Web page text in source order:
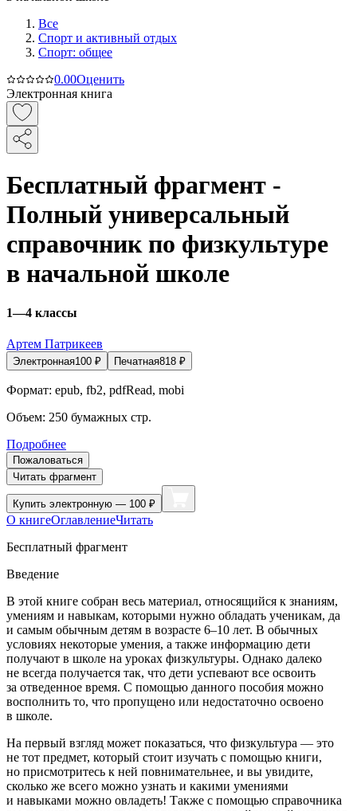
Все
Спорт и активный oтдых
Спорт: общее
0.00Оценить
Электронная книга
Бесплатный фрагмент -
Полный универсальный
справочник по физкультуре
в начальной школе
1—4 классы
Артем Патрикеев
Электронная100 ₽ Печатная818 ₽
Формат: epub, fb2, pdfRead, mobi
Объем: 250 бумажных стр.
Подробнее
Пожаловаться
Читать фрагмент
Купить электронную — 100 ₽
О книгеОглавлениеЧитать
Бесплатный фрагмент
Введение
В этой книге собран весь материал, относящийся к знаниям,
умениям и навыкам, которыми нужно обладать ученикам, да
и самым обычным детям в возрасте 6–10 лет. В обычных
условиях некоторые умения, а также информацию дети
получают в школе на уроках физкультуры. Однако далеко
не всегда получается так, что дети успевают все освоить
за отведенное время. С помощью данного пособия можно
восполнить то, что пропущено или недостаточно освоено
в школе.
На первый взгляд может показаться, что физкультура — это
не тот предмет, который стоит изучать с помощью книги,
но присмотритесь к ней повнимательнее, и вы увидите,
сколько же всего можно узнать и какими умениями
и навыками можно овладеть! Также с помощью справочника